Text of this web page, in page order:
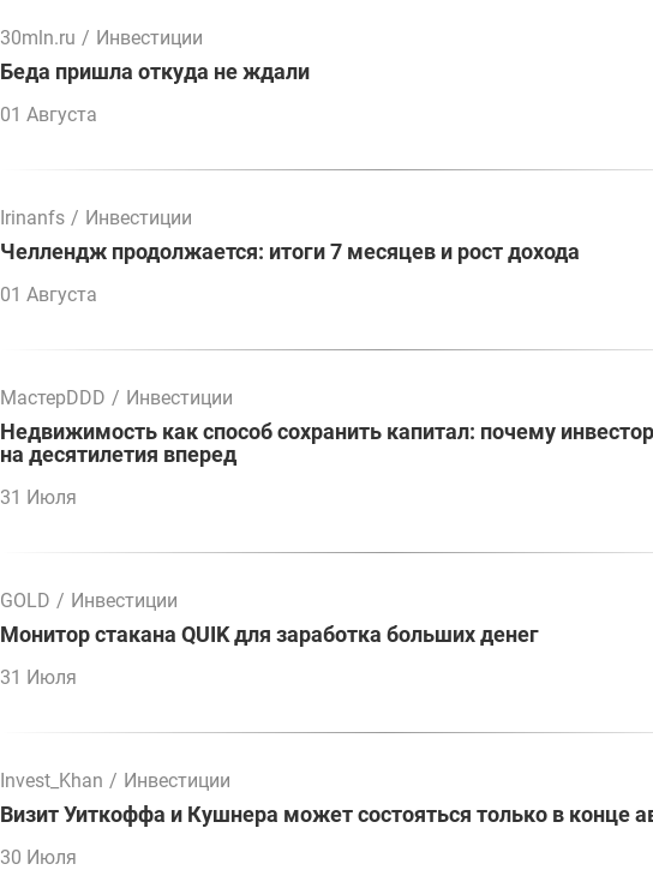
30mln.ru / Инвестиции
Беда пришла откуда не ждали
01 Августа
Irinanfs / Инвестиции
Челлендж продолжается: итоги 7 месяцев и рост дохода
01 Августа
МастерDDD / Инвестиции
Недвижимость как способ сохранить капитал: почему
на десятилетия вперед
31 Июля
GOLD / Инвестиции
Монитор стакана QUIK для заработка больших денег
31 Июля
Invest_Khan / Инвестиции
Визит Уиткоффа и Кушнера может состояться только в конце
30 Июля